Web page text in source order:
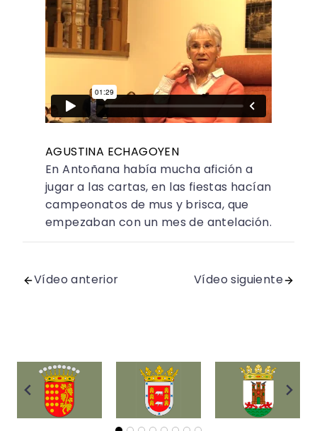
AGUSTINA ECHAGOYEN
En Antoñana había mucha afición a
jugar a las cartas, en las fiestas hacían
campeonatos de mus y brisca, que
empezaban con un mes de antelación.
Vídeo anterior Vídeo siguiente